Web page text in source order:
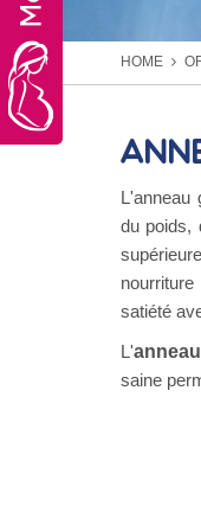
HOME
L'anneau
du poids,
satiété
L'
saine